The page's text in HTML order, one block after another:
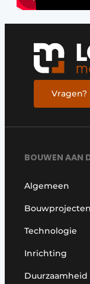
BOUWEN AAN
Algemeen
Bouwprojecten
Technologie
Inrichting
Duurzaamheid